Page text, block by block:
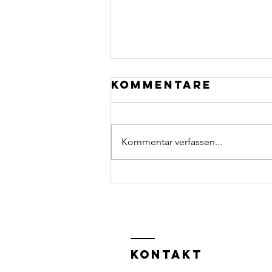
Datenschutz
Kommentare
Kommentar verfassen...
KONTAKT